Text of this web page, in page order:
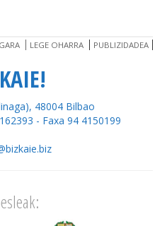
LEGE OHARRA PUBLIZIDADEA
48004 Bilbao
- Faxa 94 4150199